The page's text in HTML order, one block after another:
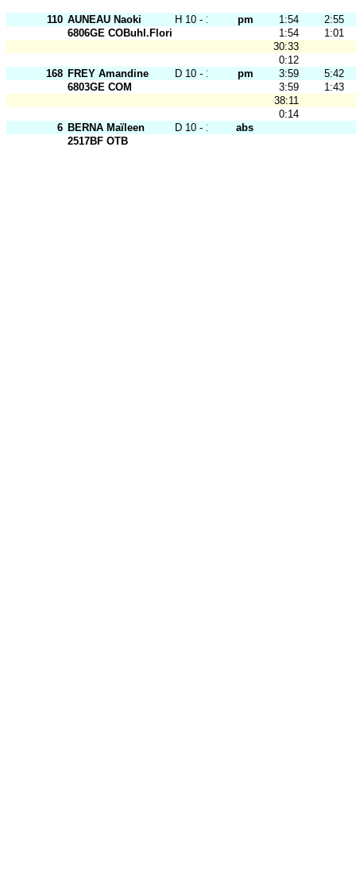
110 AUNEAU Naoki H 10 - 12 pm 1:54
2:55
6806GE COBuhl.Florival
1:54
1:01
30:33
0:12
168 FREY Amandine D 10 - 12 pm 3:59
5:42
6803GE COM
3:59
1:43
38:11
0:14
6 BERNA Maïleen D 10 - 12
abs
2517BF OTB